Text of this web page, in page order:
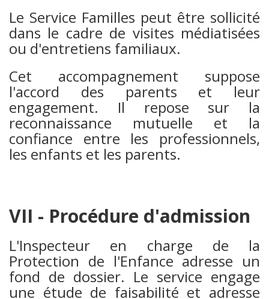
Le Service Familles peut être sollicité
dans le cadre de visites médiatisées
ou d'entretiens familiaux.
Cet accompagnement suppose
l'accord des parents et leur
engagement. Il repose sur la
reconnaissance mutuelle et la
confiance entre les professionnels,
les enfants et les parents.
VII - Procédure d'admission
L'Inspecteur en charge de la
Protection de l'Enfance adresse un
fond de dossier. Le service engage
une étude de faisabilité et adresse